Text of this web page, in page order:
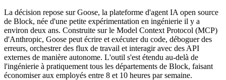
La décision repose sur Goose, la plateforme d'agent IA open source
de Block, née d'une petite expérimentation en ingénierie il y a
environ deux ans. Construite sur le Model Context Protocol (MCP)
d'Anthropic, Goose peut écrire et exécuter du code, déboguer des
erreurs, orchestrer des flux de travail et interagir avec des API
externes de manière autonome. L'outil s'est étendu au-delà de
l'ingénierie à pratiquement tous les départements de Block, faisant
économiser aux employés entre 8 et 10 heures par semaine.